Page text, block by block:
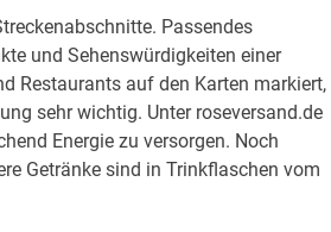
Passendes
und Sehenswürdigkeiten einer
Restaurants auf den Karten markiert,
sehr wichtig. Unter roseversand.de
Energie zu versorgen. Noch
Getränke sind in Trinkflaschen vom